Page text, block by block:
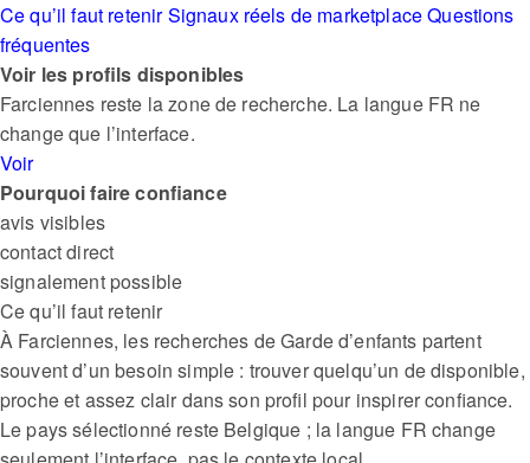
Ce qu’il faut retenir Signaux réels de marketplaceQuestions
fréquentes
Voir les profils disponibles
Farciennes reste la zone de recherche. La langue FR ne
change que l’interface.
Voir
Pourquoi faire confiance
avis visibles
contact direct
signalement possible
Ce qu’il faut retenir
À Farciennes, les recherches de Garde d’enfants partent
souvent d’un besoin simple : trouver quelqu’un de disponible,
proche et assez clair dans son profil pour inspirer confiance.
Le pays sélectionné reste Belgique ; la langue FR change